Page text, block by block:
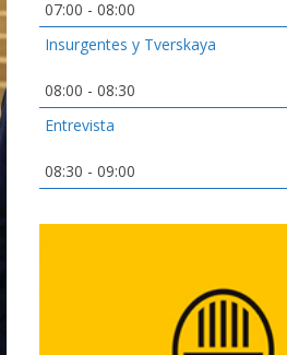
07:00 - 08:00
Insurgentes y Tverskaya
08:00 - 08:30
Entrevista
08:30 - 09:00